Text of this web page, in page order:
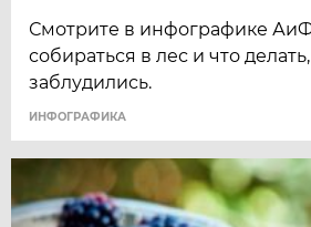
Смотрите в инфографике
собираться в лес и что
заблудились.
ИНФОГРАФИКА